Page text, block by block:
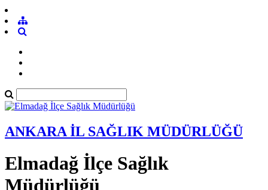
ANKARA İL SAĞLIK MÜDÜRLÜĞÜ
Elmadağ İlçe Sağlık
Müdürlüğü